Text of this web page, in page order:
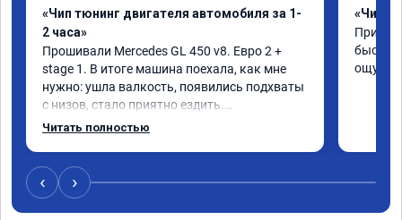
«Чип тюнинг двигателя автомобиля за 1-
2 часа»
Прошивали Mercedes GL 450 v8. Евро 2 +
stage 1. В итоге машина поехала, как мне
нужно: ушла валкость, появились подхваты
с низов, стало приятно ездить.
Одни из лучших трат, в авто! 🔥
Читать полностью
«Чип
‹ ›